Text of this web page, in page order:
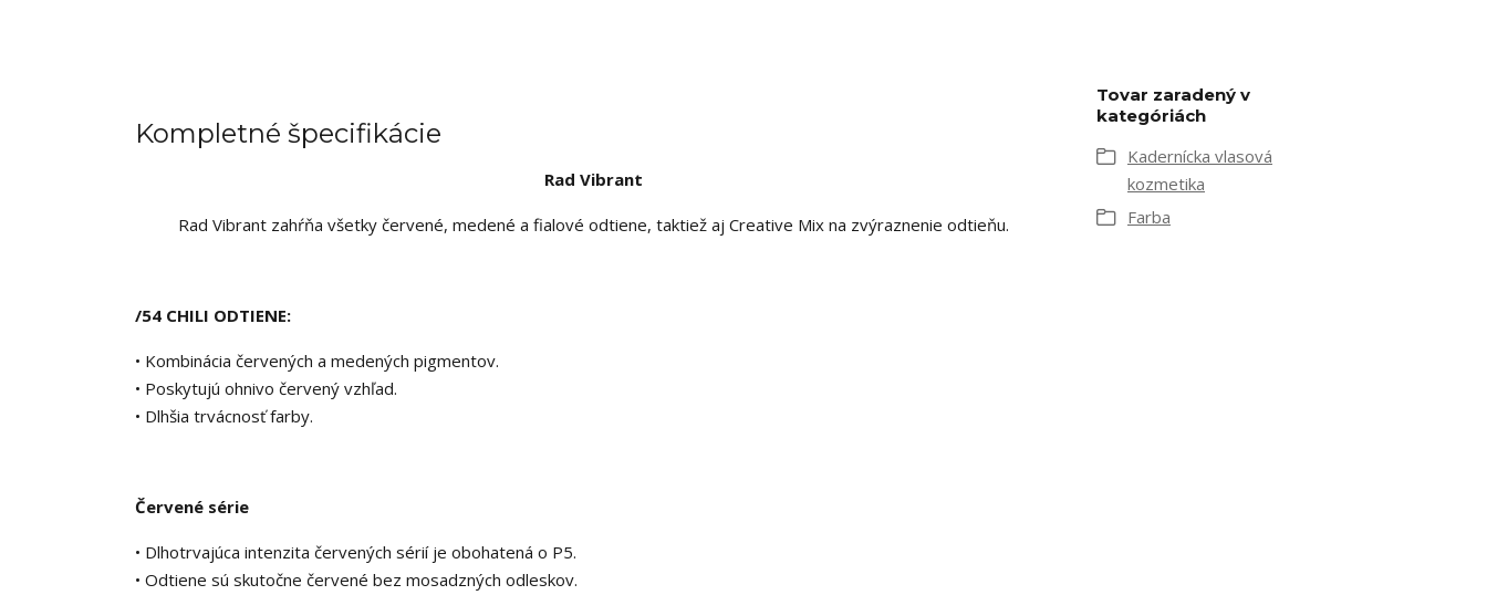
Kompletné špecifikácie
Rad Vibrant
Rad Vibrant zahŕňa všetky červené, medené a fialové odtiene, taktiež aj Creative Mix na zvýraznenie odtieňu.
/54 CHILI ODTIENE:
• Kombinácia červených a medených pigmentov.
• Poskytujú ohnivo červený vzhľad.
• Dlhšia trvácnosť farby.
Červené série
• Dlhotrvajúca intenzita červených sérií je obohatená o P5.
• Odtiene sú skutočne červené bez mosadzných odleskov.
Tovar zaradený v
kategóriách
Kadernícka vlasová
kozmetika
Farba